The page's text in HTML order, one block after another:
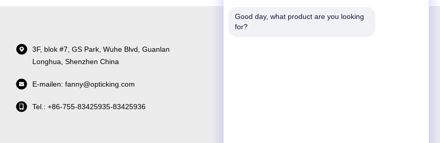
3F, blok #7, GS Park, Wuhe Blvd, Guanlan
Longhua, Shenzhen China
E-mailen: fanny@opticking.com
Tel.: +86-755-83425935-83425936
Good day, what product are you looking
for?